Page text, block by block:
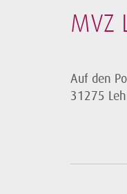
MVZ
Auf den
31275